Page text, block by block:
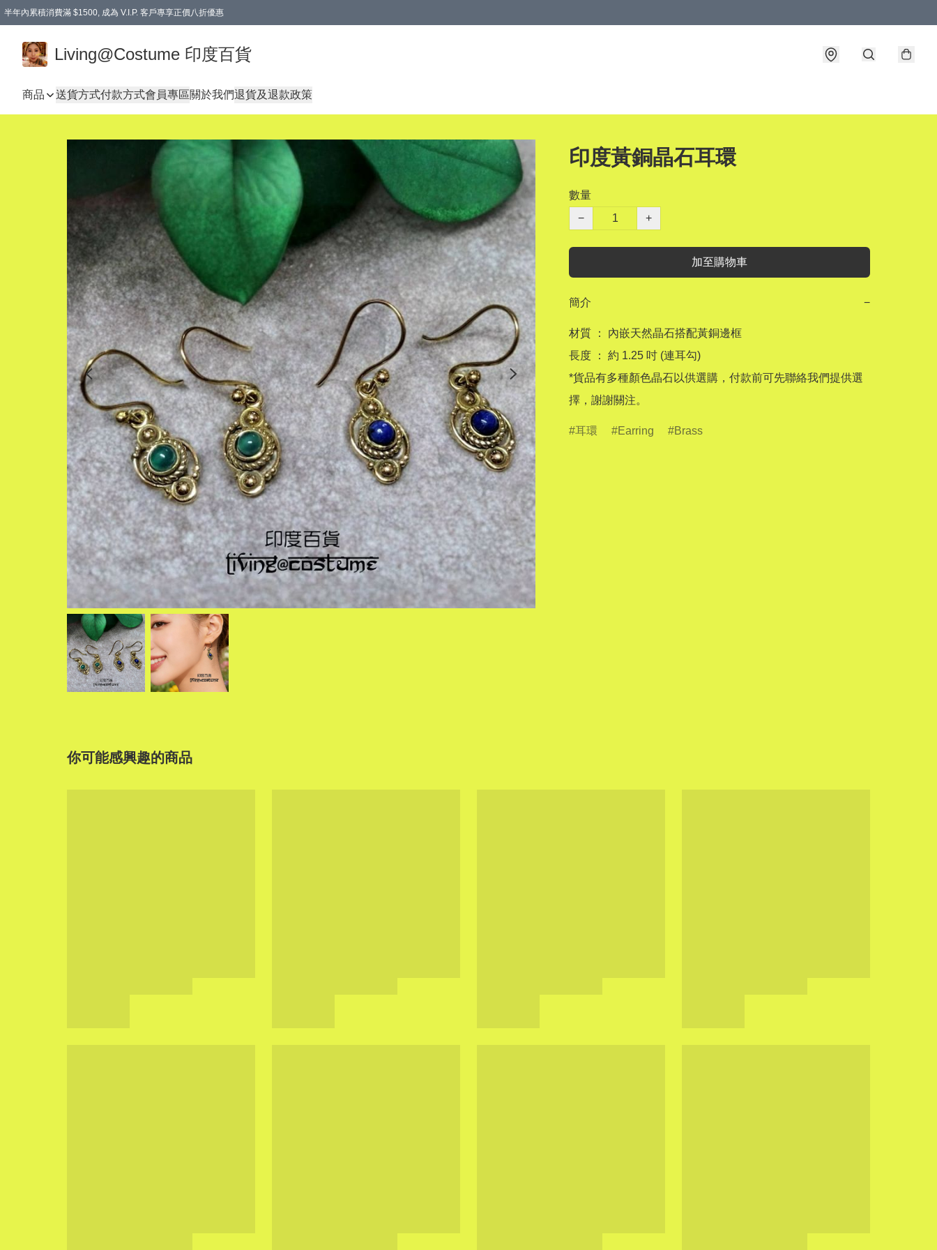
半年內累積消費滿 $1500, 成為 V.I.P. 客戶專享正價八折優惠
Living@Costume 印度百貨
商品 送貨方式付款方式會員專區關於我們退貨及退款政策
印度黃銅晶石耳環
數量
−
+
加至購物車
簡介 −
材質 ： 內嵌天然晶石搭配黃銅邊框
長度 ： 約 1.25 吋 (連耳勾)
*貨品有多種顏色晶石以供選購，付款前可先聯絡我們提供選
擇，謝謝關注。
耳環 Earring Brass
你可能感興趣的商品